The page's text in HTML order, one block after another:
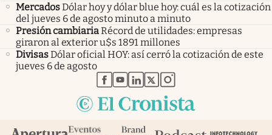
MercadosDólar hoy y dólar blue hoy: cuál es la cotización
del jueves 6 de agosto minuto a minuto
Presión cambiariaRécord de utilidades: empresas
giraron al exterior u$s 1891 millones
DivisasDólar oficial HOY: así cerró la cotización de este
jueves 6 de agosto
abre en nueva pestaña
abre en nueva pestaña
abre en nueva pestaña
abre en nueva pestaña
abre en nueva pestaña